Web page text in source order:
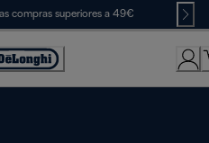
compras superiores a 49€